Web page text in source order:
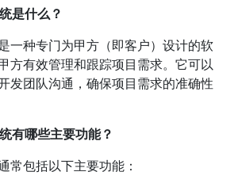
是什么？
一种专门为甲方（即客户）设计的软
方有效管理和跟踪项目需求。它可以
发团队沟通，确保项目需求的准确性
有哪些主要功能？
常包括以下主要功能：